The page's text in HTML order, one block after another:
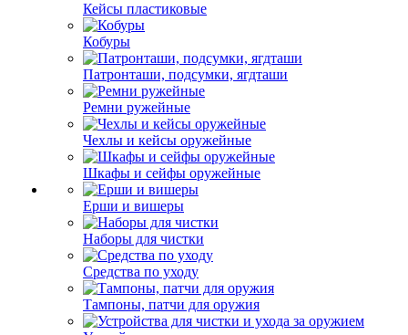
Кейсы пластиковые
Кобуры
Патронташи, подсумки, ягдташи
Ремни ружейные
Чехлы и кейсы оружейные
Шкафы и сейфы оружейные
Ерши и вишеры
Наборы для чистки
Средства по уходу
Тампоны, патчи для оружия